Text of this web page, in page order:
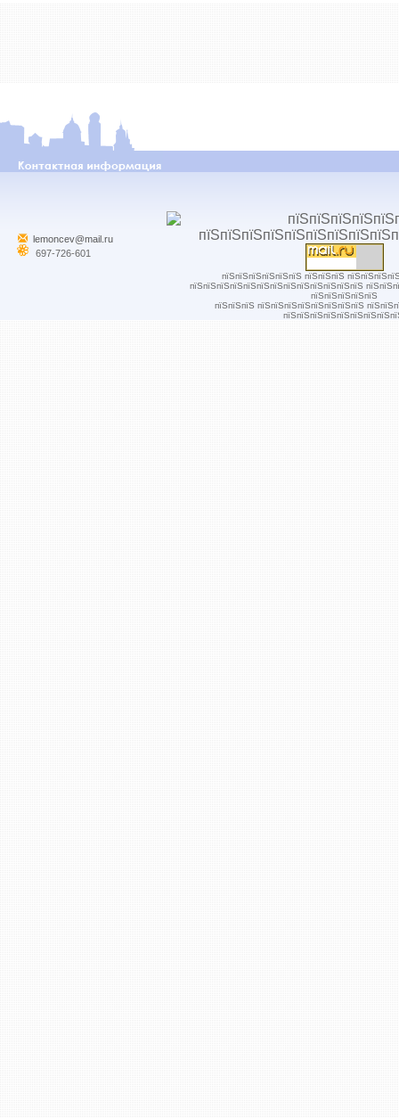
lemoncev@mail.ru
697-726-601
пїЅпїЅпїЅпїЅпїЅпїЅ пїЅпїЅпїЅ
пїЅпїЅпїЅпїЅпїЅпїЅпїЅпїЅпїЅпїЅпїЅпїЅпїЅ
пїЅпїЅпїЅпїЅпїЅ
пїЅпїЅпїЅ пїЅпїЅпїЅпїЅпїЅпїЅпїЅпїЅ